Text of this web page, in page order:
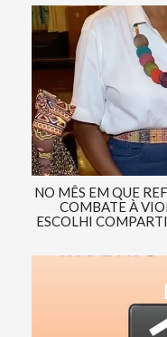
NO MÊS EM QUE
COMBATE À
ESCOLHI